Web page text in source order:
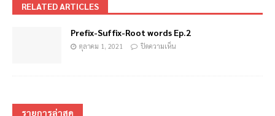
RELATED ARTICLES
Prefix-Suffix-Root words Ep.2
ตุลาคม 1, 2021 ปิดความเห็น
รายการล่าสุด